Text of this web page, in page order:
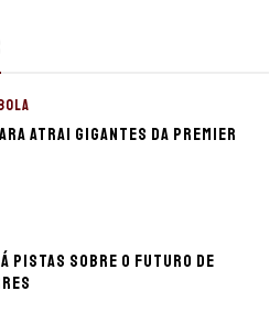
atrai gigantes da Premier
pistas sobre o futuro de